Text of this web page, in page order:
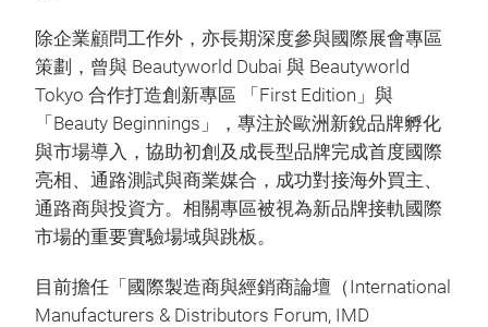
除企業顧問工作外，亦長期深度參與國際展會專區
策劃，曾與 Beautyworld Dubai 與 Beautyworld
Tokyo 合作打造創新專區 「First Edition」與
「Beauty Beginnings」，專注於歐洲新銳品牌孵化
與市場導入，協助初創及成長型品牌完成首度國際
亮相、通路測試與商業媒合，成功對接海外買主、
通路商與投資方。相關專區被視為新品牌接軌國際
市場的重要實驗場域與跳板。
目前擔任「國際製造商與經銷商論壇（International
Manufacturers & Distributors Forum, IMD